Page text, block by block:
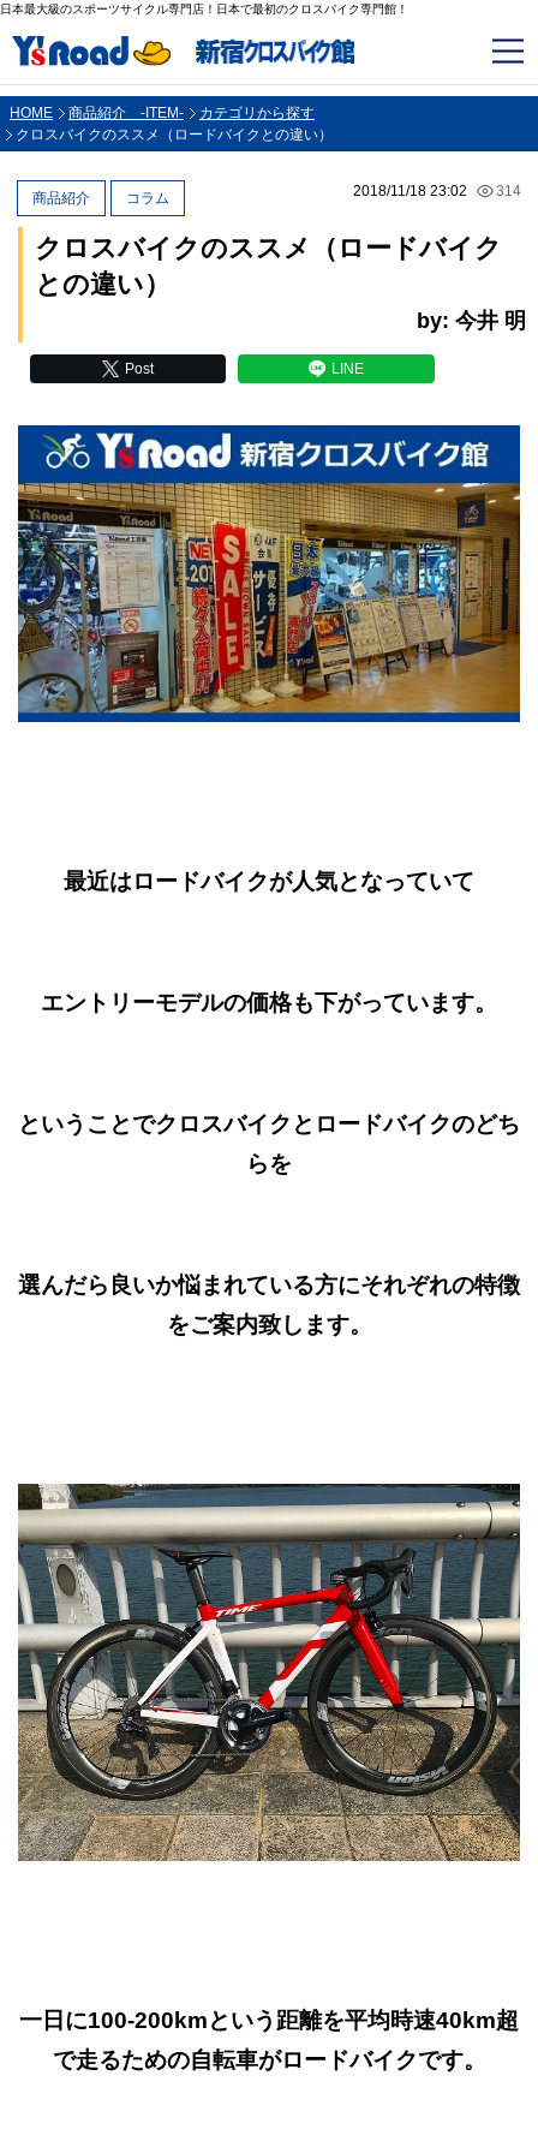
日本最大級のスポーツサイクル専門店！日本で最初のクロスバイク専門館！
HOME 商品紹介 -ITEM-
カテゴリから探す
クロスバイクのススメ（ロードバイクとの違い）
2018/11/18 23:02 314
商品紹介 コラム
クロスバイクのススメ（ロードバイク
との違い）
by: 今井 明
Post LINE
最近はロードバイクが人気となっていて
エントリーモデルの価格も下がっています。
ということでクロスバイクとロードバイクのどち
らを
選んだら良いか悩まれている方にそれぞれの特徴
をご案内致します。
一日に100-200kmという距離を平均時速40km超
で走るための自転車がロードバイクです。